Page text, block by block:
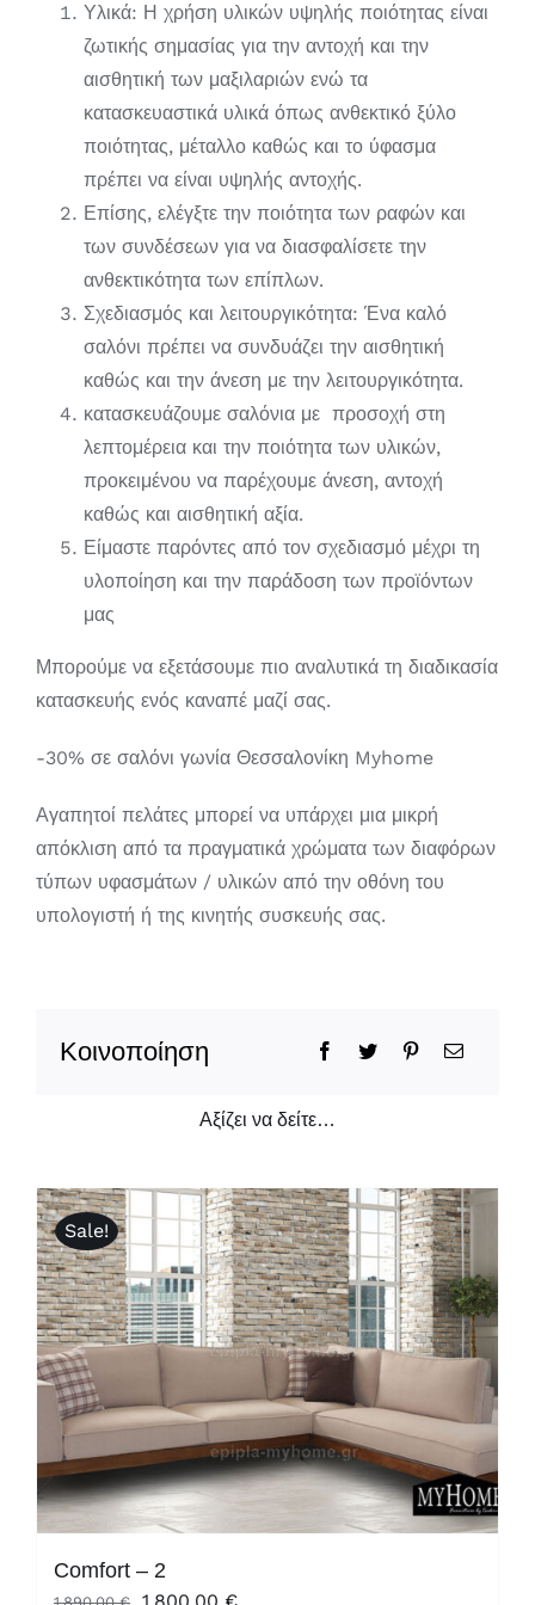
Υλικά: Η χρήση υλικών υψηλής ποιότητας είναι
ζωτικής σημασίας για την αντοχή και την
αισθητική των μαξιλαριών ενώ τα
κατασκευαστικά υλικά όπως ανθεκτικό ξύλο
ποιότητας, μέταλλο καθώς και το ύφασμα
πρέπει να είναι υψηλής αντοχής.
Επίσης, ελέγξτε την ποιότητα των ραφών και
των συνδέσεων για να διασφαλίσετε την
ανθεκτικότητα των επίπλων.
Σχεδιασμός και λειτουργικότητα: Ένα καλό
σαλόνι πρέπει να συνδυάζει την αισθητική
καθώς και την άνεση με την λειτουργικότητα.
κατασκευάζουμε σαλόνια με προσοχή στη
λεπτομέρεια και την ποιότητα των υλικών,
προκειμένου να παρέχουμε άνεση, αντοχή
καθώς και αισθητική αξία.
Είμαστε παρόντες από τον σχεδιασμό μέχρι τη
υλοποίηση και την παράδοση των προϊόντων
μας
Μπορούμε να εξετάσουμε πιο αναλυτικά τη διαδικασία
κατασκευής ενός καναπέ μαζί σας.
-30% σε σαλόνι γωνία Θεσσαλονίκη Myhome
Αγαπητοί πελάτες μπορεί να υπάρχει μια μικρή
απόκλιση από τα πραγματικά χρώματα των διαφόρων
τύπων υφασμάτων / υλικών από την οθόνη του
υπολογιστή ή της κινητής συσκευής σας.
Κοινοποίηση
Αξίζει να δείτε…
Sale!
Comfort – 2
Original
Η